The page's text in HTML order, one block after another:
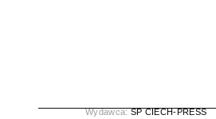
Wydawca:SP CIECH-PRESS